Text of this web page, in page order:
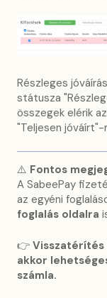
Részleges
státusza
összegek elérik
"Teljesen jóváírt"-
⚠️ Fontos
A SabeePay
az egyéni
foglalás oldalra
👉 Visszatérítés
akkor
számla.